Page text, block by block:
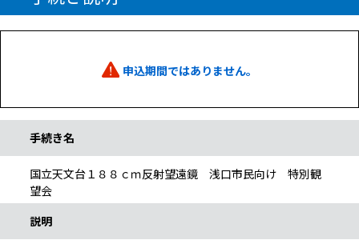
申込期間ではありません。
手続き名
国立天文台１８８ｃｍ反射望遠鏡 浅口市民向け 特別観
望会
説明